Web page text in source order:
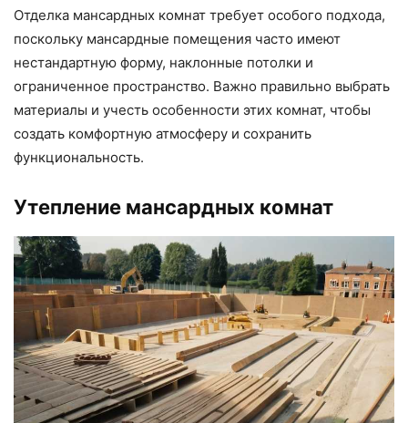
Отделка мансардных комнат требует особого подхода,
поскольку мансардные помещения часто имеют
нестандартную форму, наклонные потолки и
ограниченное пространство. Важно правильно выбрать
материалы и учесть особенности этих комнат, чтобы
создать комфортную атмосферу и сохранить
функциональность.
Утепление мансардных комнат